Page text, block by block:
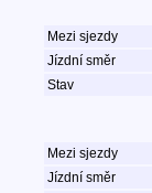
Mezi sjezdy
Jízdní směr
Stav
Mezi sjezdy
Jízdní směr